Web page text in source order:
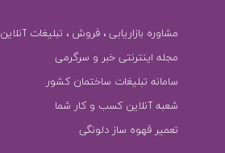
مشاوره بازاریابی ، فروش ، تبلیغات آنلاین
مجله اینترنتی خبر و سرگرمی
سامانه تبلیغات ساختمان کشور
شعبه آنلاین کسب و کار شما
تعمیر قهوه ساز دلونگی